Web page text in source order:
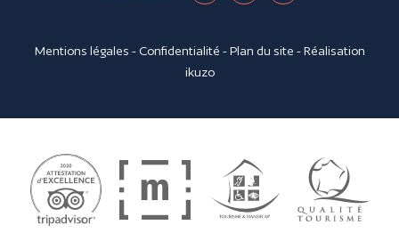
Mentions légales - Confidentialité -Plan du site - Réalisation
ikuzo